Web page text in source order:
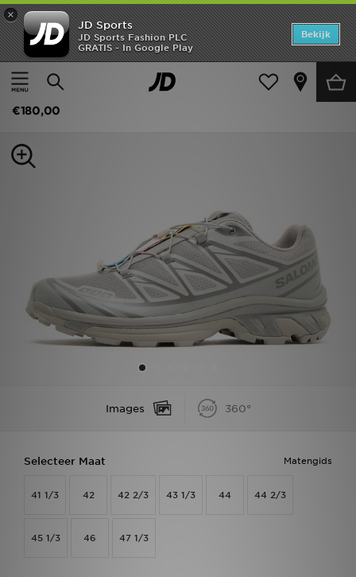
×
JD Sports
JD Sports Fashion PLC
GRATIS - In Google Play
Bekijk
Thuis
Heren Herenschoenen Sneakers
Salomon XT-6
€180,00
Images 360°
Matengids
Selecteer Maat
41 1/3 42 42 2/3 43 1/3 44 44 2/3
45 1/3 46 47 1/3
Home
Offers
Dames
Voetbal
Sports
Mijn JD
Klantenservice
Download de app